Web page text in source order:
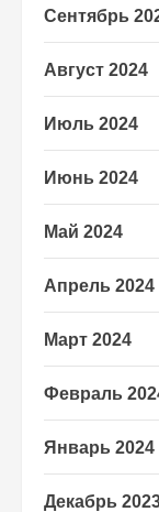
Сентябрь
Август 2024
Июль 2024
Июнь 2024
Май 2024
Апрель 2024
Март 2024
Февраль
Январь 2024
Декабрь